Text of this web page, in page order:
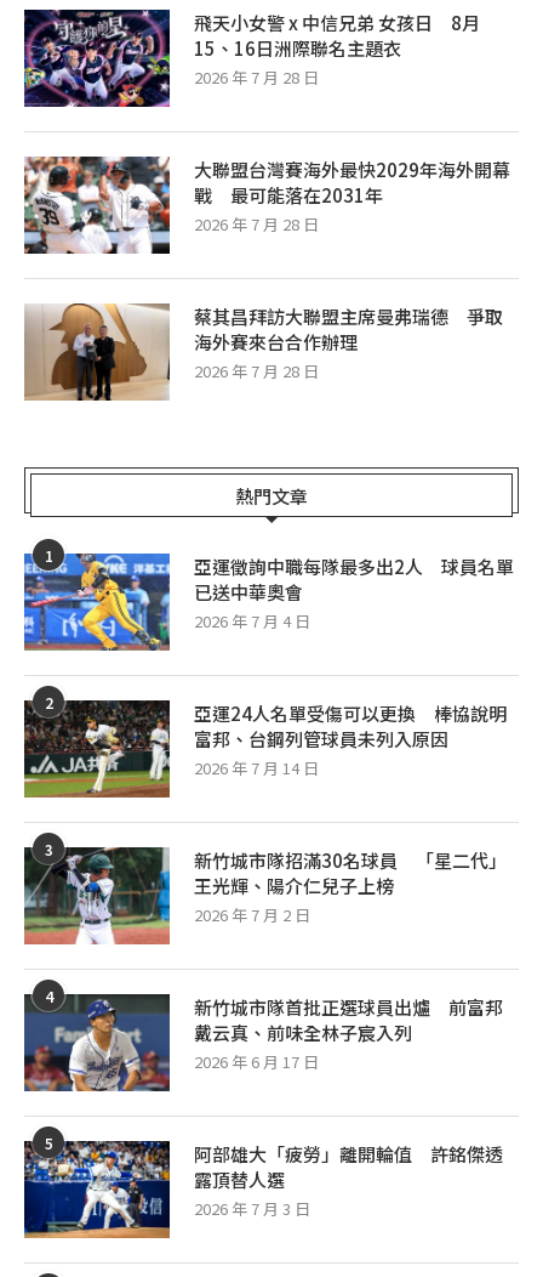
飛天小女警 x 中信兄弟 女孩日 8月
15、16日洲際聯名主題衣
2026 年 7 月 28 日
大聯盟台灣賽海外最快2029年海外開幕
戰 最可能落在2031年
2026 年 7 月 28 日
蔡其昌拜訪大聯盟主席曼弗瑞德 爭取
海外賽來台合作辦理
2026 年 7 月 28 日
熱門文章
1
亞運徵詢中職每隊最多出2人 球員名單
已送中華奧會
2026 年 7 月 4 日
2
亞運24人名單受傷可以更換 棒協說明
富邦、台鋼列管球員未列入原因
2026 年 7 月 14 日
3
新竹城市隊招滿30名球員 「星二代」
王光輝、陽介仁兒子上榜
2026 年 7 月 2 日
4
新竹城市隊首批正選球員出爐 前富邦
戴云真、前味全林子宸入列
2026 年 6 月 17 日
5
阿部雄大「疲勞」離開輪值 許銘傑透
露頂替人選
2026 年 7 月 3 日